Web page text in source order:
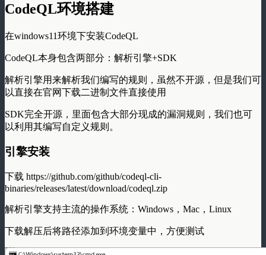
CodeQL环境搭建
在windows11环境下安装CodeQL
CodeQL本身包含两部分：解析引擎+SDK
解析引擎用来解析我们编写的规则，虽然不开源，但是我们可
以直接在官网下载二进制文件直接使用
SDK完全开源，里面包含大部分现成的漏洞规则，我们也可
以利用其编写自定义规则。
引擎安装
下载 https://github.com/github/codeql-cli-
binaries/releases/latest/download/codeql.zip
解析引擎支持主流的操作系统：Windows，Mac，Linux
下载解压后将路径添加到环境变量中，方便测试